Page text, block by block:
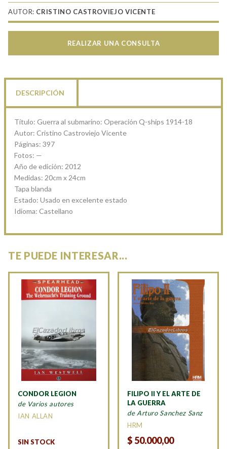
AUTOR: CRISTINO CASTROVIEJO VICENTE
REALIZAR UNA CONSULTA
DESCRIPCIÓN
Título: Guerra al submarino: Operación Q-ships 1914-18
Autor: Cristino Castroviejo Vicente
Páginas: 397
Fotos: —
Año de edición: 2012
Medidas: 20cm x 24cm
Tapa blanda
Estado: Usado en excelente estado
Idioma: Castellano
TE PUEDE INTERESAR...
CONDOR LEGION
de Varios autores
IAN ALLAN
SIN STOCK
FILIPO II Y EL ARTE DE
LA GUERRA
de Arturo Sanchez Sanz
HRM
$ 50.000,00